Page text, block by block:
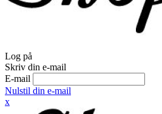
Log på
Skriv din e-mail
E-mail
Nulstil din e-mail
x